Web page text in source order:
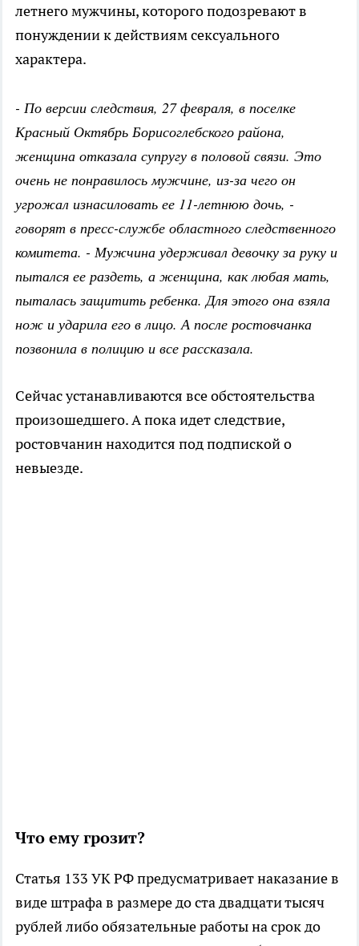
летнего мужчины, которого подозревают в
понуждении к действиям сексуального
характера.
- По версии следствия, 27 февраля, в поселке
Красный Октябрь Борисоглебского района,
женщина отказала супругу в половой связи. Это
очень не понравилось мужчине, из-за чего он
угрожал изнасиловать ее 11-летнюю дочь, -
говорят в пресс-службе областного следственного
комитета. - Мужчина удерживал девочку за руку и
пытался ее раздеть, а женщина, как любая мать,
пыталась защитить ребенка. Для этого она взяла
нож и ударила его в лицо. А после ростовчанка
позвонила в полицию и все рассказала.
Сейчас устанавливаются все обстоятельства
произошедшего. А пока идет следствие,
ростовчанин находится под подпиской о
невыезде.
Что ему грозит?
Статья 133 УК РФ предусматривает наказание в
виде штрафа в размере до ста двадцати тысяч
рублей либо обязательные работы на срок до